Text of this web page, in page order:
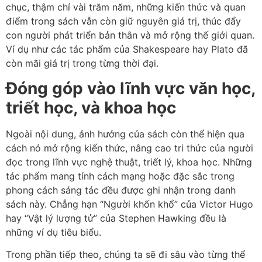
chục, thậm chí vài trăm năm, những kiến thức và quan
điểm trong sách vẫn còn giữ nguyên giá trị, thúc đẩy
con người phát triển bản thân và mở rộng thế giới quan.
Ví dụ như các tác phẩm của Shakespeare hay Plato đã
còn mãi giá trị trong từng thời đại.
Đóng góp vào lĩnh vực văn học,
triết học, và khoa học
Ngoài nội dung, ảnh hưởng của sách còn thể hiện qua
cách nó mở rộng kiến thức, nâng cao tri thức của người
đọc trong lĩnh vực nghệ thuật, triết lý, khoa học. Những
tác phẩm mang tính cách mạng hoặc đặc sắc trong
phong cách sáng tác đều được ghi nhận trong danh
sách này. Chẳng hạn “Người khốn khổ” của Victor Hugo
hay “Vật lý lượng tử” của Stephen Hawking đều là
những ví dụ tiêu biểu.
Trong phần tiếp theo, chúng ta sẽ đi sâu vào từng thể